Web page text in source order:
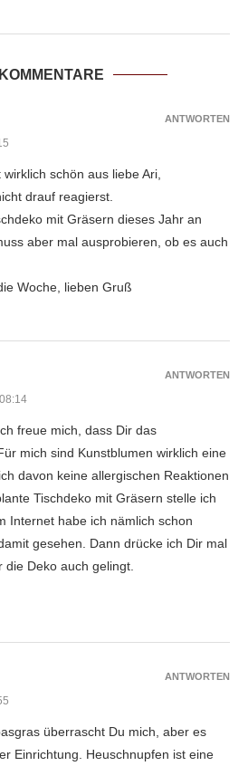
schön aus liebe Ari,
drauf reagierst.
mit Gräsern dieses Jahr an
aber mal ausprobieren, ob es auch
Woche, lieben Gruß
ANTWORTEN
freue mich, dass Dir das
mich sind Kunstblumen wirklich eine
davon keine allergischen Reaktionen
Tischdeko mit Gräsern stelle ich
Internet habe ich nämlich schon
gesehen. Dann drücke ich Dir mal
die Deko auch gelingt.
ANTWORTEN
überrascht Du mich, aber es
Einrichtung. Heuschnupfen ist eine
ANTWORTEN